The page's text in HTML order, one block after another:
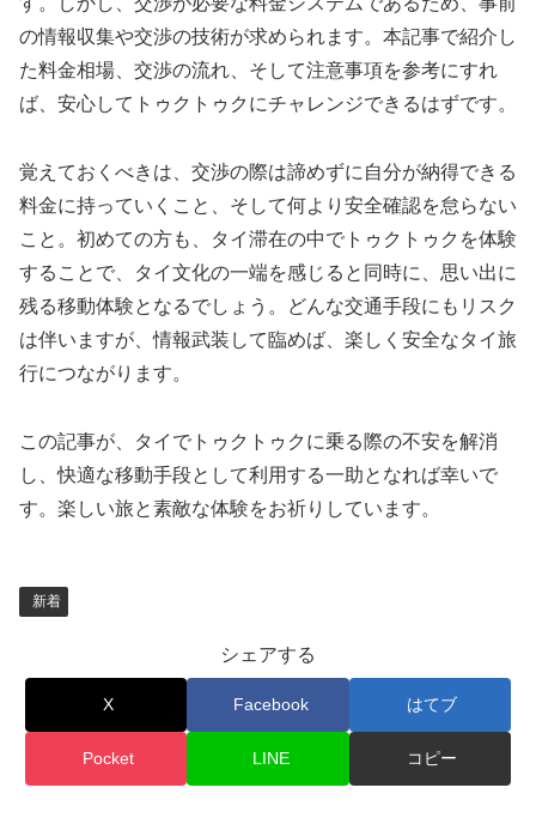
の情報収集や交渉の技術が求められます。本記事で紹介し
た料金相場、交渉の流れ、そして注意事項を参考にすれ
ば、安心してトゥクトゥクにチャレンジできるはずです。
覚えておくべきは、交渉の際は諦めずに自分が納得できる
料金に持っていくこと、そして何より安全確認を怠らない
こと。初めての方も、タイ滞在の中でトゥクトゥクを体験
することで、タイ文化の一端を感じると同時に、思い出に
残る移動体験となるでしょう。どんな交通手段にもリスク
は伴いますが、情報武装して臨めば、楽しく安全なタイ旅
行につながります。
この記事が、タイでトゥクトゥクに乗る際の不安を解消
し、快適な移動手段として利用する一助となれば幸いで
す。楽しい旅と素敵な体験をお祈りしています。
新着
シェアする
X Facebook はてブ
Pocket LINE コピー